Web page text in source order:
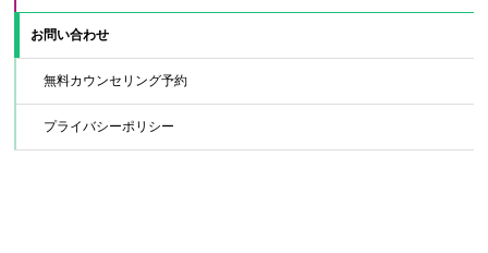
お問い合わせ
無料カウンセリング予約
プライバシーポリシー